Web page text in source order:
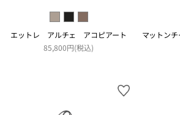
エットレ アルチェ アコピアート
85,800円(税込)